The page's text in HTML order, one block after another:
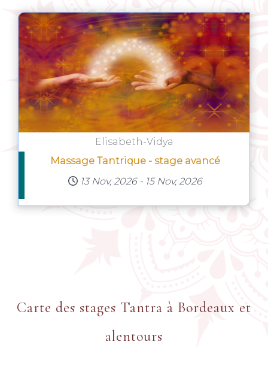
Elisabeth-Vidya
Massage Tantrique - stage avancé
13 Nov, 2026 - 15 Nov, 2026
Carte des stages Tantra à Bordeaux et
alentours